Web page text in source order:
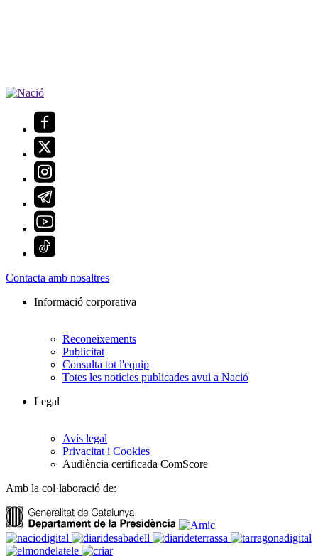
Contacta amb nosaltres
Informació corporativa
Reconeixements
Publicitat
Consulta tot l'equip
Totes les notícies publicades avui a Nació
Legal
Avís legal
Privacitat i Cookies
Audiència certificada ComScore
Amb la col·laboració de: